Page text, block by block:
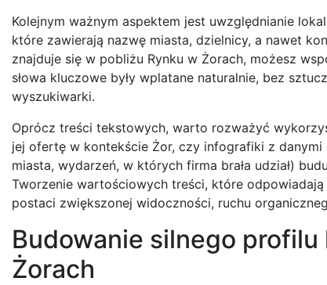
Kolejnym ważnym aspektem jest uwzględnianie
które zawierają nazwę miasta, dzielnicy, a nawet
znajduje się w pobliżu Rynku w Żorach, możesz
słowa kluczowe były wplatane naturalnie, bez
wyszukiwarki.
Oprócz treści tekstowych, warto rozważyć
jej ofertę w kontekście Żor, czy infografiki z
miasta, wydarzeń, w których firma brała udział)
Tworzenie wartościowych treści, które
postaci zwiększonej widoczności, ruchu
Budowanie silnego
Żorach